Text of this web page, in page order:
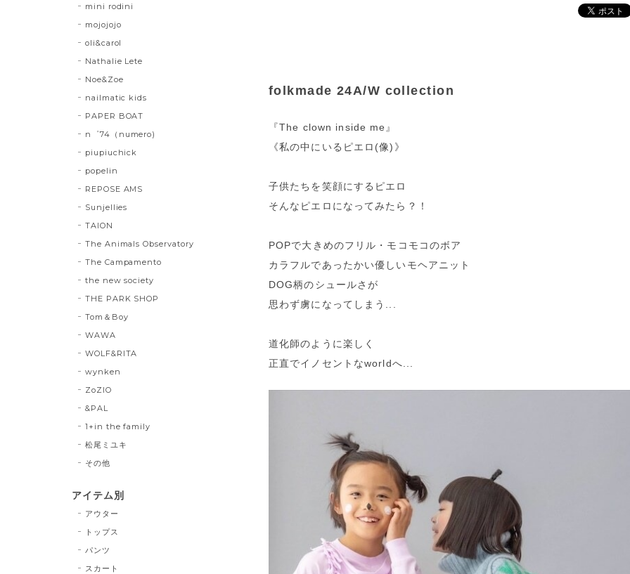
folkmade 24A/W collection
『The clown inside me』
《私の中にいるピエロ(像)》
子供たちを笑顔にするピエロ
そんなピエロになってみたら？！
POPで大きめのフリル・モコモコのボア
カラフルであったかい優しいモヘアニット
DOG柄のシュールさが
思わず虜になってしまう...
道化師のように楽しく
正直でイノセントなworldへ...
mini rodini
mojojojo
oli&carol
Nathalie Lete
Noe&Zoe
nailmatic kids
PAPER BOAT
n゜74（numero)
piupiuchick
popelin
REPOSE AMS
Sunjellies
TAION
The Animals Observatory
The Campamento
the new society
THE PARK SHOP
Tom＆Boy
WAWA
WOLF&RITA
wynken
ZoZIO
&PAL
1+in the family
松尾ミユキ
その他
アイテム別
アウター
トップス
パンツ
スカート